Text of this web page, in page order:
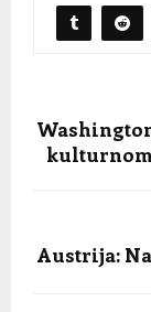
kulturnom
Austrija: